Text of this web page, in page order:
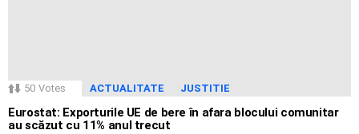
50 Votes ACTUALITATE JUSTITIE
Eurostat: Exporturile UE de bere în afara blocului comunitar
au scăzut cu 11% anul trecut